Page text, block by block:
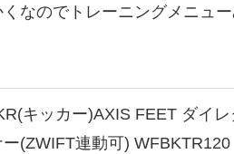
なのでトレーニングメニュ
キッカー)AXIS FEET ダイ
(ZWIFT連動可) WFBKTR120